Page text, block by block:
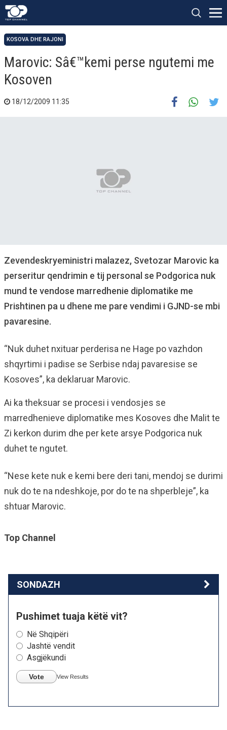
KOSOVA DHE RAJONI
Marovic: Sâ€™kemi perse ngutemi me
Kosoven
18/12/2009 11:35
Zevendeskryeministri malazez, Svetozar Marovic ka
perseritur qendrimin e tij personal se Podgorica nuk
mund te vendose marredhenie diplomatike me
Prishtinen pa u dhene me pare vendimi i GJND-se mbi
pavaresine.
“Nuk duhet nxituar perderisa ne Hage po vazhdon
shqyrtimi i padise se Serbise ndaj pavaresise se
Kosoves”, ka deklaruar Marovic.
Ai ka theksuar se procesi i vendosjes se
marredhenieve diplomatike mes Kosoves dhe Malit te
Zi kerkon durim dhe per kete arsye Podgorica nuk
duhet te ngutet.
“Nese kete nuk e kemi bere deri tani, mendoj se durimi
nuk do te na ndeshkoje, por do te na shperbleje”, ka
shtuar Marovic.
Top Channel
SONDAZH
Pushimet tuaja këtë vit?
Në Shqipëri
Jashtë vendit
Asgjëkundi
Vote View Results